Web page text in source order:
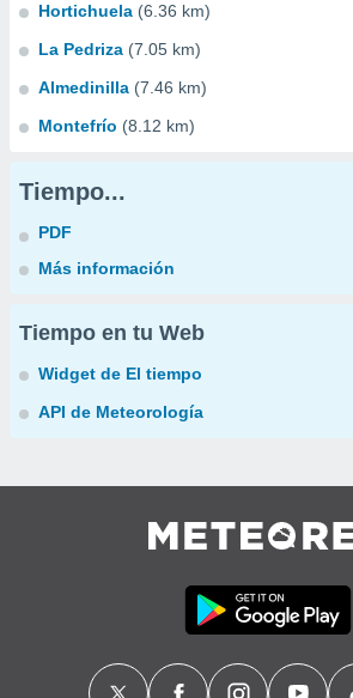
Hortichuela (6.36 km)
La Pedriza (7.05 km)
Almedinilla (7.46 km)
Montefrío (8.12 km)
Tiempo...
PDF
Más información
Tiempo en tu Web
Widget de El tiempo
API de Meteorología